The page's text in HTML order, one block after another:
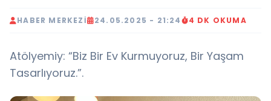
HABER MERKEZI 24.05.2025 - 21:24 4 DK OKUMA
Atölyemiy: “Biz Bir Ev Kurmuyoruz, Bir Yaşam
Tasarlıyoruz.”.